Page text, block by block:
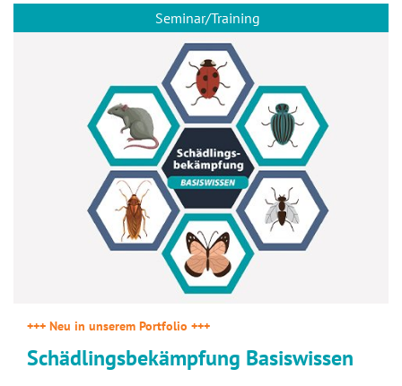
Seminar/Training
+++ Neu in unserem Portfolio +++
Schädlingsbekämpfung Basiswissen